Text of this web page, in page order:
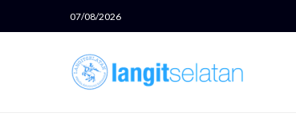
07/08/2026